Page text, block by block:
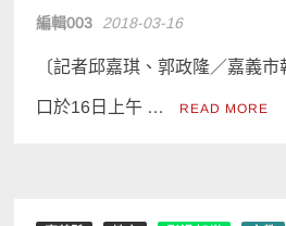
編輯003 2018-03-16
〔記者邱嘉琪、郭政隆／嘉義
口於16日上午 … READ MORE